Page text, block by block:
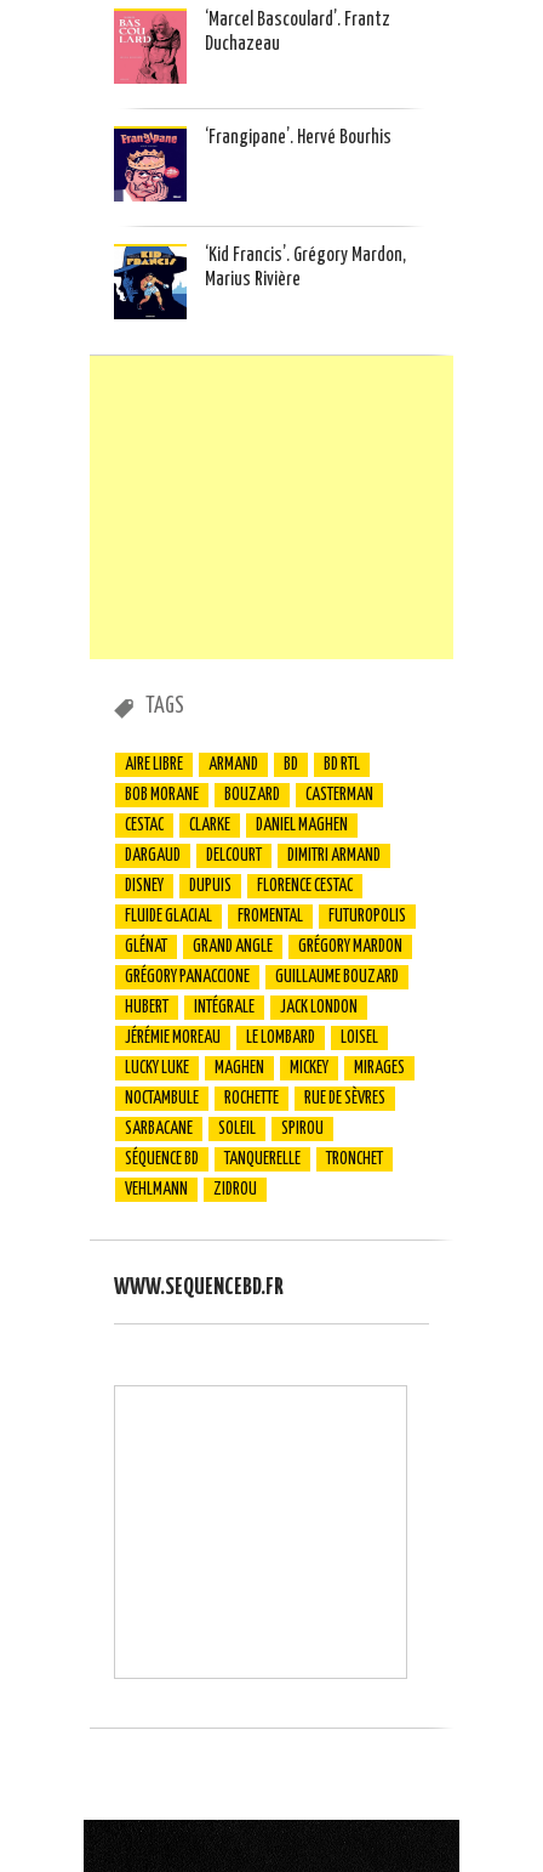
‘Marcel Bascoulard’. Frantz
Duchazeau
‘Frangipane’. Hervé Bourhis
‘Kid Francis’. Grégory Mardon,
Marius Rivière
TAGS
AIRE LIBRE ARMAND BD
BD RTL
BOB MORANE
BOUZARD
CASTERMAN
CESTAC
CLARKE
DANIEL MAGHEN
DARGAUD
DELCOURT
DIMITRI ARMAND
DISNEY
DUPUIS
FLORENCE CESTAC
FLUIDE GLACIAL
FROMENTAL
FUTUROPOLIS
GLÉNAT
GRAND ANGLE
GRÉGORY MARDON
GRÉGORY PANACCIONE
GUILLAUME BOUZARD
HUBERT
INTÉGRALE
JACK LONDON
JÉRÉMIE MOREAU
LE LOMBARD
LOISEL
LUCKY LUKE
MAGHEN MICKEY
MIRAGES
NOCTAMBULE
ROCHETTE
RUE DE SÈVRES
SARBACANE
SOLEIL
SPIROU
SÉQUENCE BD
TANQUERELLE
TRONCHET
VEHLMANN
ZIDROU
WWW.SEQUENCEBD.FR